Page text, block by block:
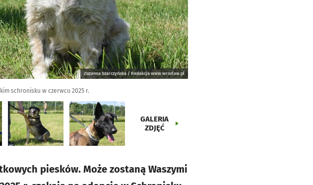
Zuzanna Szarczyńska / Redakcja www.wroclaw.pl
schronisku w czerwcu 2025 r.
GALERIA
ZDJĘĆ
piesków. Może zostaną Waszymi